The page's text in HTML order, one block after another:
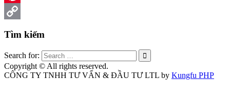
Pinterest
Tìm kiếm
Search for:
Copyright © All rights reserved.
CÔNG TY TNHH TƯ VẤN & ĐẦU TƯ LTL by Kungfu PHP